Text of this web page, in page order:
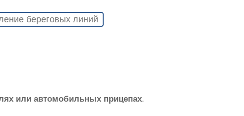
береговых линий
или автомобильных прицепах.